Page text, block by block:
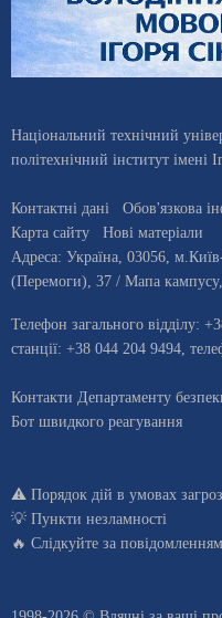
Національний технічний
політехнічний інститут імені
Контактні дані Обов'язкова
Карта сайту
Нові матеріали
Адреса: Україна 03056 , м. Київ
(Перемоги), 37 / Мапа кампусу,
Телефон загального відділу:
станцiї: +38 044 204 9494
Контакти Департаменту
Бот швидкого реагування
⚠️ Порядок дій в умовах
💡 Пункти незламності
🔥 Слідкуйте за